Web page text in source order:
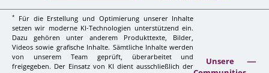
*
Für die Erstellung und Optimierung unserer Inhalte
setzen wir moderne KI-Technologien unterstützend ein.
Dazu gehören unter anderem Produkttexte, Bilder,
Videos sowie grafische Inhalte. Sämtliche Inhalte werden
von unserem Team geprüft, überarbeitet und
freigegeben. Der Einsatz von KI dient ausschließlich der
Unsere